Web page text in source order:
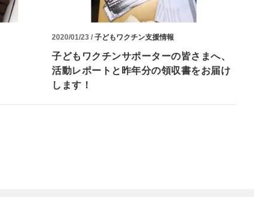
2020/01/23 / 子どもワクチン支援情報
子どもワクチンサポーターの皆さまへ、
活動レポートと昨年分の領収書をお届け
します！